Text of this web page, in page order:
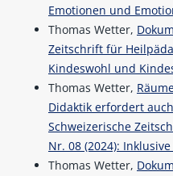
Emotionen und
Thomas Wetter,
Zeitschrift für
Kindeswohl und
Thomas Wetter,
Didaktik erfordert
Schweizerische
Nr. 08 (2024):
Thomas Wetter,